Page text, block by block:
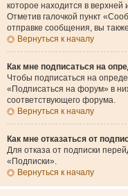
которое находится в
Отметив галочкой пункт
отправке сообщения, вы
Вернуться к началу
Как мне подписаться на
Чтобы подписаться на
«Подписаться на форум» в
соответствующего форума.
Вернуться к началу
Как мне отказаться от
Для отказа от подписки
«Подписки».
Вернуться к началу